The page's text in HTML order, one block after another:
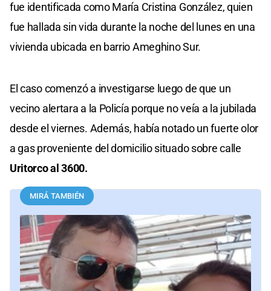
fue identificada como María Cristina González, quien
fue hallada sin vida durante la noche del lunes en una
vivienda ubicada en barrio Ameghino Sur.
El caso comenzó a investigarse luego de que un
vecino alertara a la Policía porque no veía a la jubilada
desde el viernes. Además, había notado un fuerte olor
a gas proveniente del domicilio situado sobre calle
Uritorco al 3600.
MIRÁ TAMBIÉN